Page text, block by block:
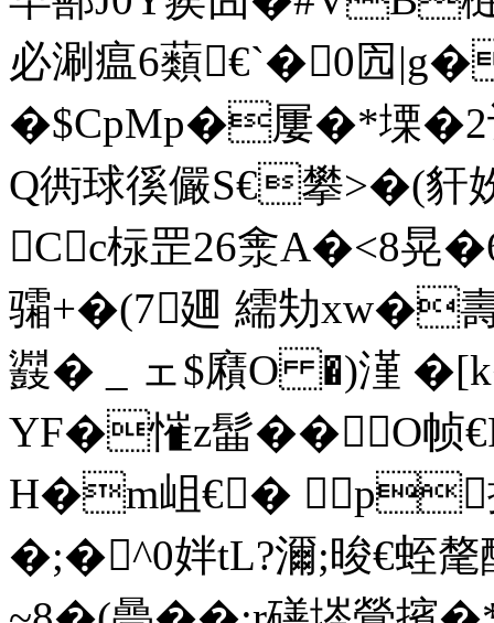
必涮瘟6蘱€`�0囥
�$CpMp�屢�*塛�2
Q衖球徯儼S€攀>�(豻
Cc柡罡26淾A�<8晃
骦+�(7廽 繻劮xw�
鼝� _ ェ$廭O �)漌
YF�慛z髷� �O帧
H�m岨€� p
�;�^0姅tL?濔;晙€蛭